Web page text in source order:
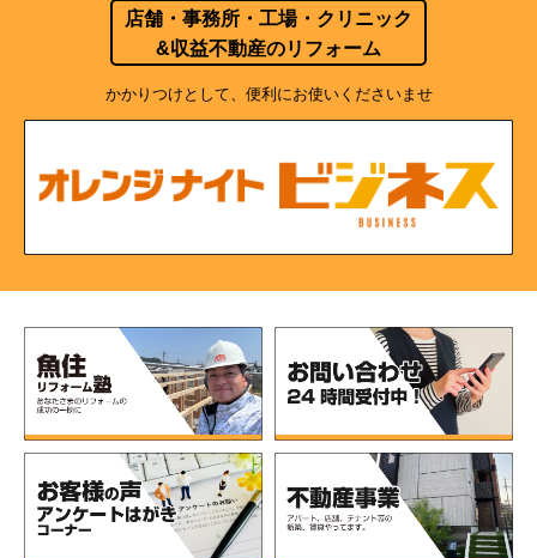
店舗・事務所・工場・クリニック
&収益不動産のリフォーム
かかりつけとして、便利にお使いくださいませ